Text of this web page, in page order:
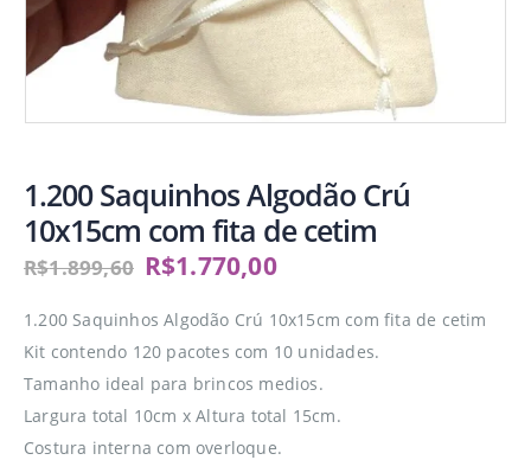
1.200 Saquinhos Algodão Crú
10x15cm com fita de cetim
R$1.899,60 R$1.770,00
1.200 Saquinhos Algodão Crú 10x15cm com fita de cetim
Kit contendo 120 pacotes com 10 unidades.
Tamanho ideal para brincos medios.
Largura total 10cm x Altura total 15cm.
Costura interna com overloque.